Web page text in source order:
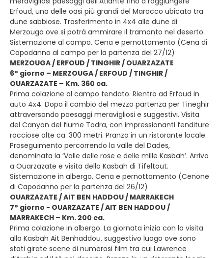
Erfoud, una delle oasi più grandi del Marocco ubicato tra
dune sabbiose. Trasferimento in 4x4 alle dune di
Merzouga ove si potrà ammirare il tramonto nel deserto.
Sistemazione al campo. Cena e pernottamento (Cena di
Capodanno al campo per la partenza del 27/12)
MERZOUGA / ERFOUD / TINGHIR / OUARZAZATE
6° giorno – MERZOUGA / ERFOUD / TINGHIR /
OUARZAZATE – Km. 360 ca.
Prima colazione al campo tendato. Rientro ad Erfoud in
auto 4x4. Dopo il cambio del mezzo partenza per Tineghir
attraversando paesaggi meravigliosi e suggestivi. Visita
del Canyon del fiume Todra, con impressionanti fenditure
rocciose alte ca. 300 metri. Pranzo in un ristorante locale.
Proseguimento percorrendo la valle del Dades,
denominata la ‘Valle delle rose e delle mille Kasbah’. Arrivo
a Ouarzazate e visita della Kasbah di Tifeltout.
Sistemazione in albergo. Cena e pernottamento (Cenone
di Capodanno per la partenza del 26/12)
OUARZAZATE / AIT BEN HADDOU / MARRAKECH
7° giorno - OUARZAZATE / AIT BEN HADDOU /
MARRAKECH – Km. 200 ca.
Prima colazione in albergo. La giornata inizia con la visita
alla Kasbah Ait Benhaddou, suggestivo luogo ove sono
stati girate scene di numerosi film tra cui Lawrence